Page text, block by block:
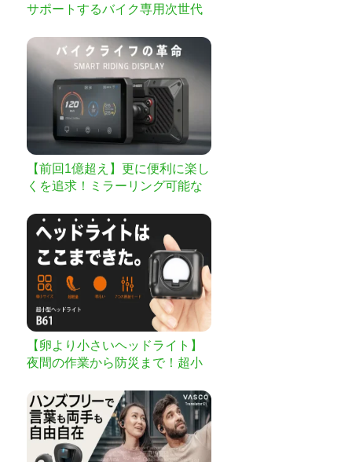
サポートするバイク専用次世代
【前回1億超え】更に便利に楽し
くを追求！ミラーリング可能な
【卵より小さいヘッドライト】
夜間の作業から防災まで！超小